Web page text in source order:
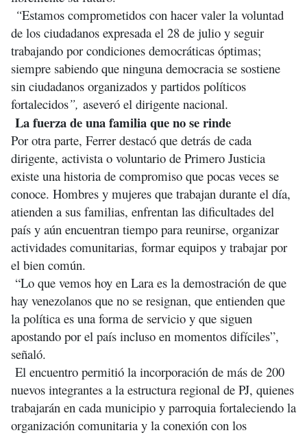
“Estamos comprometidos con hacer valer la voluntad
de los ciudadanos expresada el 28 de julio y seguir
trabajando por condiciones democráticas óptimas;
siempre sabiendo que ninguna democracia se sostiene
sin ciudadanos organizados y partidos políticos
fortalecidos”, aseveró el dirigente nacional.
La fuerza de una familia que no se rinde
Por otra parte, Ferrer destacó que detrás de cada
dirigente, activista o voluntario de Primero Justicia
existe una historia de compromiso que pocas veces se
conoce. Hombres y mujeres que trabajan durante el día,
atienden a sus familias, enfrentan las dificultades del
país y aún encuentran tiempo para reunirse, organizar
actividades comunitarias, formar equipos y trabajar por
el bien común.
“Lo que vemos hoy en Lara es la demostración de que
hay venezolanos que no se resignan, que entienden que
la política es una forma de servicio y que siguen
apostando por el país incluso en momentos difíciles”,
señaló.
El encuentro permitió la incorporación de más de 200
nuevos integrantes a la estructura regional de PJ, quienes
trabajarán en cada municipio y parroquia fortaleciendo la
organización comunitaria y la conexión con los